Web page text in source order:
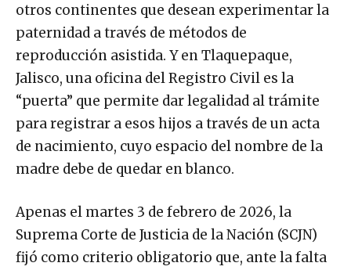
otros continentes que desean experimentar la
paternidad a través de métodos de
reproducción asistida. Y en Tlaquepaque,
Jalisco, una oficina del Registro Civil es la
“puerta” que permite dar legalidad al trámite
para registrar a esos hijos a través de un acta
de nacimiento, cuyo espacio del nombre de la
madre debe de quedar en blanco.
Apenas el martes 3 de febrero de 2026, la
Suprema Corte de Justicia de la Nación (SCJN)
fijó como criterio obligatorio que, ante la falta